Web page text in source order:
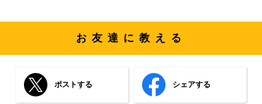
お友達に教える
ポストする シェアする